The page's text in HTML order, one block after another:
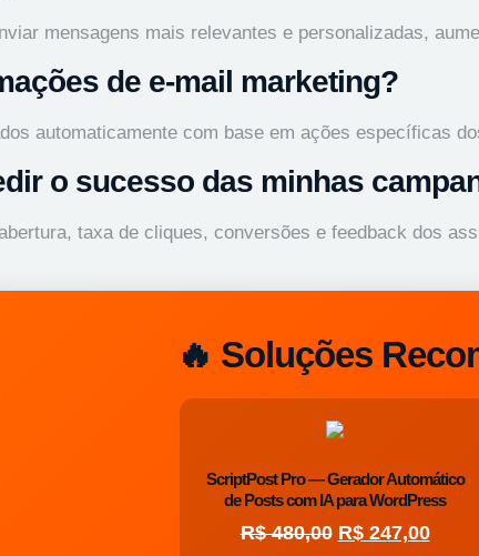
mensagens mais relevantes e personalizadas,
de e-mail marketing?
automaticamente com base em ações específicas
o sucesso das minhas
taxa de cliques, conversões e feedback dos
🔥 Soluções
ScriptPost Pro — Gerador Automático
de Posts com IA para WordPress
R$480,00 R$247,00